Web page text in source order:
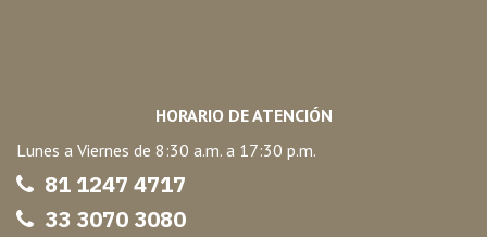
HORARIO DE ATENCIÓN
Lunes a Viernes de 8:30 a.m. a 17:30 p.m.
81 1247 4717
33 3070 3080